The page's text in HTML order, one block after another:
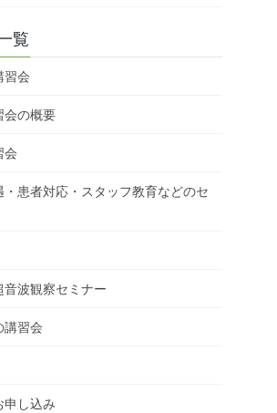
覧
習会
会の概要
会
・患者対応・スタッフ教育などのセ
音波観察セミナー
講習会
申し込み